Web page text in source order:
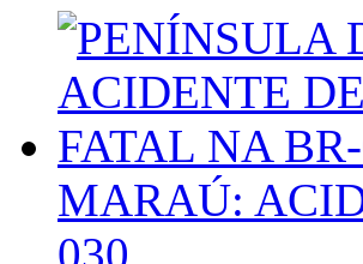
MARAÚ:
030,